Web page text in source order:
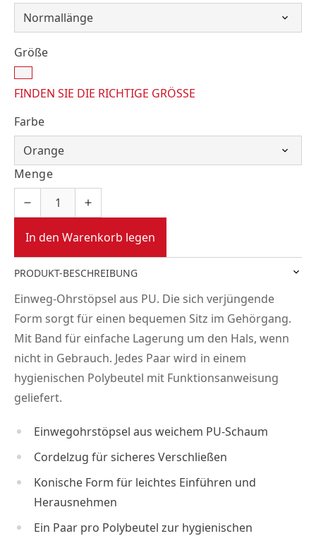
Größe
FINDEN SIE DIE RICHTIGE GRÖSSE
Farbe
Menge
In den Warenkorb legen
PRODUKT-BESCHREIBUNG
Einweg-Ohrstöpsel aus PU. Die sich verjüngende
Form sorgt für einen bequemen Sitz im Gehörgang.
Mit Band für einfache Lagerung um den Hals, wenn
nicht in Gebrauch. Jedes Paar wird in einem
hygienischen Polybeutel mit Funktionsanweisung
geliefert.
Einwegohrstöpsel aus weichem PU-Schaum
Cordelzug für sicheres Verschließen
Konische Form für leichtes Einführen und
Herausnehmen
Ein Paar pro Polybeutel zur hygienischen